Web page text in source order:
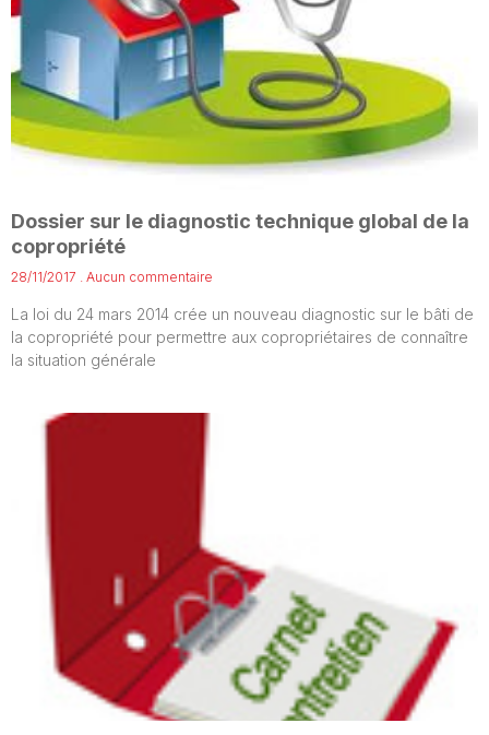
Dossier sur le diagnostic technique global de la
copropriété
28/11/2017 Aucun commentaire
La loi du 24 mars 2014 crée un nouveau diagnostic sur le bâti de
la copropriété pour permettre aux copropriétaires de connaître
la situation générale